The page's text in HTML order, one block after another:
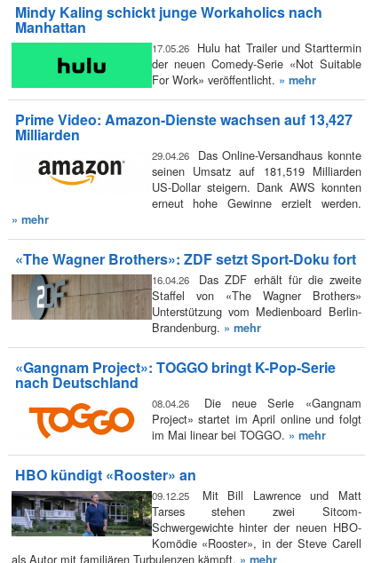
Mindy Kaling schickt junge Workaholics nach
Manhattan
17.05.26
Hulu hat Trailer und Starttermin
der neuen Comedy-Serie «Not Suitable
For Work» veröffentlicht. » mehr
Prime Video: Amazon-Dienste wachsen auf 13,427
Milliarden
29.04.26
Das Online-Versandhaus konnte
seinen Umsatz auf 181,519 Milliarden
US-Dollar steigern. Dank AWS konnten
erneut hohe Gewinne erzielt werden.
» mehr
«The Wagner Brothers»: ZDF setzt Sport-Doku fort
16.04.26
Das ZDF erhält für die zweite
Staffel von «The Wagner Brothers»
Unterstützung vom Medienboard Berlin-
Brandenburg. » mehr
«Gangnam Project»: TOGGO bringt K-Pop-Serie
nach Deutschland
08.04.26
Die neue Serie «Gangnam
Project» startet im April online und folgt
im Mai linear bei TOGGO. » mehr
HBO kündigt «Rooster» an
09.12.25
Mit Bill Lawrence und Matt
Tarses stehen zwei Sitcom-
Schwergewichte hinter der neuen HBO-
Komödie «Rooster», in der Steve Carell
als Autor mit familiären Turbulenzen kämpft. » mehr